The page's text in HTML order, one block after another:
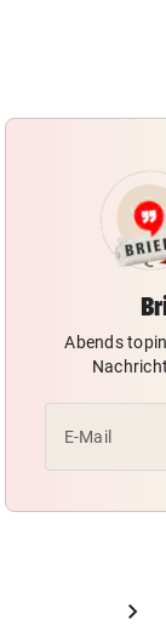
Abends
E-Mail
chevron_right